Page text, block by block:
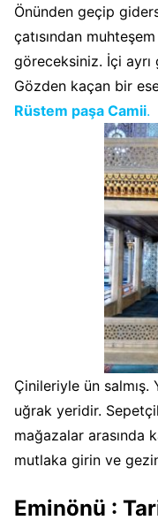
Önünden geçip
çatısından
göreceksiniz. İçi ayrı
Gözden kaçan bir
Rüstem paşa Camii.
Çinileriyle ün
uğrak yeridir.
mağazalar arasında
mutlaka girin ve
Eminönü :